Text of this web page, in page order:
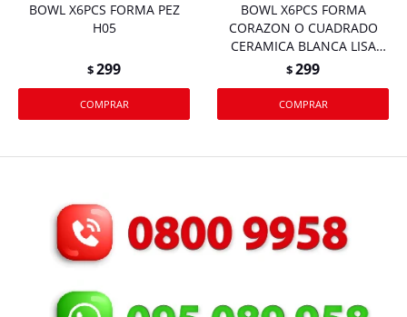
BOWL X6PCS FORMA PEZ
H05
$299
BOWL X6PCS FORMA
CORAZON O CUADRADO
CERAMICA BLANCA LISA
PEQUEÑO CAJA H03
$299